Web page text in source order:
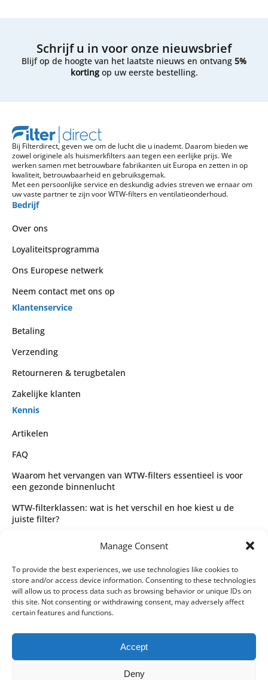
Manage Consent
To provide the best experiences, we use technologies like cookies to
store and/or access device information. Consenting to these technologies
will allow us to process data such as browsing behavior or unique IDs on
this site. Not consenting or withdrawing consent, may adversely affect
certain features and functions.
Accept
Deny
Schrijf u in voor onze nieuwsbrief
Blijf op de hoogte van het laatste nieuws en ontvang 5%
kortingop uw eerste bestelling.
Bij Filterdirect, geven we om de lucht die u inademt. Daarom bieden we
zowel originele als huismerkfilters aan tegen een eerlijke prijs. We
werken samen met betrouwbare fabrikanten uit Europa en zetten in op
kwaliteit, betrouwbaarheid en gebruiksgemak.
Met een persoonlijke service en deskundig advies streven we ernaar om
uw vaste partner te zijn voor WTW-filters en ventilatieonderhoud.
Bedrijf
Over ons
Loyaliteitsprogramma
Ons Europese netwerk
Neem contact met ons op
Klantenservice
Betaling
Verzending
Retourneren & terugbetalen
Zakelijke klanten
Kennis
Artikelen
FAQ
Waarom het vervangen van WTW-filters essentieel is voor
een gezonde binnenlucht
WTW-filterklassen: wat is het verschil en hoe kiest u de
juiste filter?
Complete gids voor WTW-filtertypes en het kiezen van de
Wettelijk
Algemene voorwaarden
Privacybeleid
Leveringspartners
Betaalmethoden